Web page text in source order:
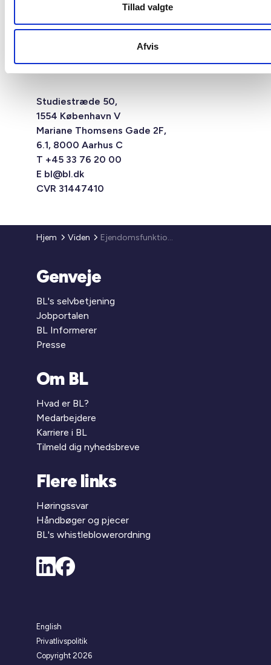
Tillad valgte
Afvis
Studiestræde 50,
1554 København V
Mariane Thomsens Gade 2F,
6.1, 8000 Aarhus C
T +45 33 76 20 00
E bl@bl.dk
CVR 31447410
Hjem Viden Ejendomsfunktionærer og medarbejderudviklingssamtaler
Genveje
BL's selvbetjening
Jobportalen
BL Informerer
Presse
Om BL
Hvad er BL?
Medarbejdere
Karriere i BL
Tilmeld dig nyhedsbreve
Flere links
Høringssvar
Håndbøger og pjecer
BL's whistleblowerordning
English
Privatlivspolitik
Copyright 2026